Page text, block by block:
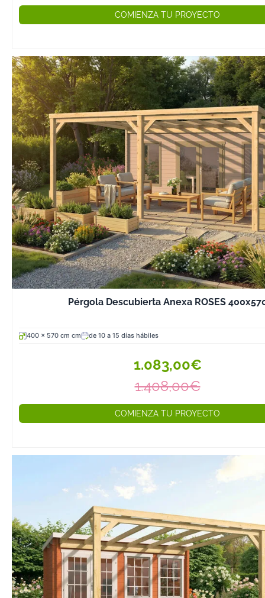
Cenadores de
la gama
máximo nivel
cenador de
la serie en
macizo
de nuestro
modelos Oslo,
Hamar utilizan
11,5 y 14x14
que aporta una
visual
resistencia
superior a la
El abeto
madera dura,
resistente a la
un veteado
tiempo. Estos
un
fabricantes
accesorio
directamente
membrana
superficies
de 36 m², son
comedor de
descanso junto
espacio
casas de
COMIENZA TU PROYECTO
Pérgola Descubierta Anexa ROSES
400 x 570 cm cm de 10 a 15 días hábiles
1.083,00€
1.408,00€
COMIENZA TU PROYECTO